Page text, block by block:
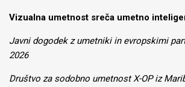
Vizualna umetnost sreča umetno
Javni dogodek z umetniki in evropskimi
2026
Društvo za sodobno umetnost X-OP iz